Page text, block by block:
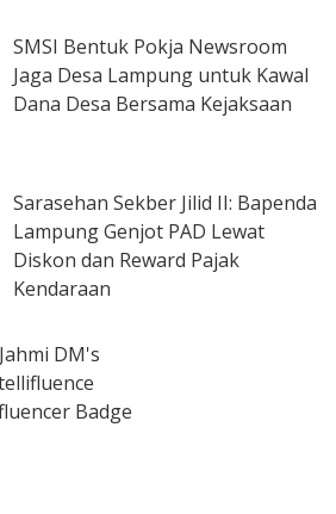
SMSI Bentuk Pokja Newsroom
Jaga Desa Lampung untuk Kawal
Dana Desa Bersama Kejaksaan
Sarasehan Sekber Jilid II: Bapenda
Lampung Genjot PAD Lewat
Diskon dan Reward Pajak
Kendaraan